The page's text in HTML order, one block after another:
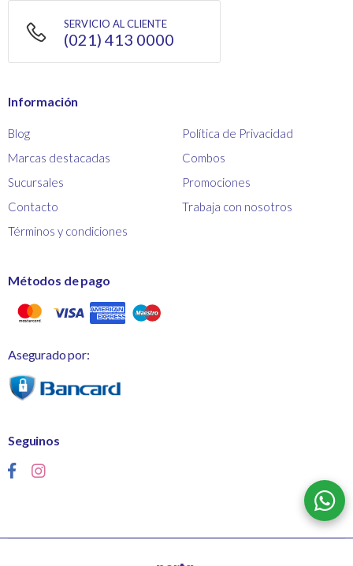
SERVICIO AL CLIENTE
(021) 413 0000
Información
Blog
Marcas destacadas
Sucursales
Contacto
Términos y condiciones
Política de Privacidad
Combos
Promociones
Trabaja con nosotros
Métodos de pago
Asegurado por:
Seguinos